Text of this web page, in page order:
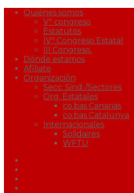
Quiénes somos
Vº congreso
Estatutos
IVº Congreso Estatal
III Congreso.
Dónde estamos
Afíliate
Organización
Secc. Sind./Sectores
Org. Estatales
co.bas Canarias
co.bas Catalunya
Internacionales
Solidaires
WFTU